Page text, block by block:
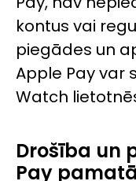
kontus vai
piegādes un
Apple Pay var
Watch
Drošība un
Pay pamatā